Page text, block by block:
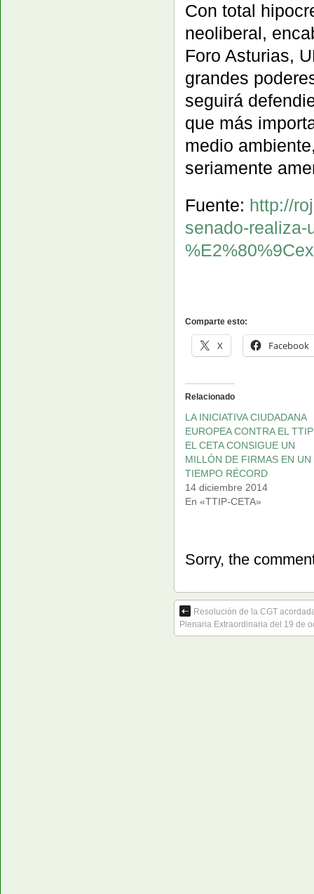
Con total
neoliberal,
Foro Asturias,
grandes
seguirá
que más
medio
seriamente
Fuente: http://
senado-realiza-
Comparte esto:
X Facebook
Relacionado
LA INICIATIVA CIUDADANA
EUROPEA CONTRA EL
EL CETA CONSIGUE UN
MILLÓN DE FIRMAS EN UN
TIEMPO RÉCORD
14 diciembre 2014
En «TTIP-CETA»
Sorry, the
Resolución de la CGT
Plenaria Extraordinaria del 19 de